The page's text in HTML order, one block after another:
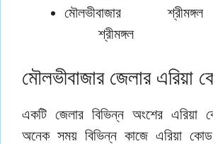
মৌলভীবাজার
শ্রীমঙ্গল
মৌলভীবাজার জেলার এরিয়া
একটি জেলার বিভিন্ন অংশের
অনেক সময় বিভিন্ন কাজে এরিয়া